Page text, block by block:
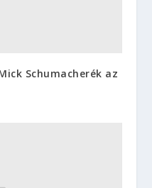
Schumacherék az